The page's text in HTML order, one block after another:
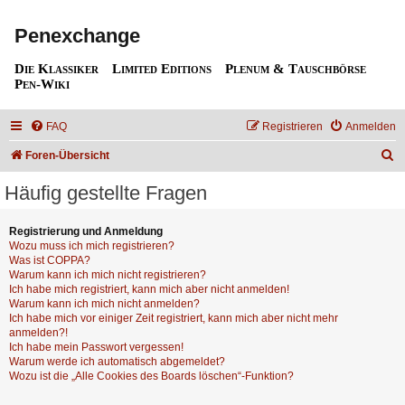
Penexchange
Die Klassiker Limited Editions
Plenum & Tauschbörse
Pen-Wiki
FAQ Anmelden
Registrieren
Foren-Übersicht
Häufig gestellte Fragen
Registrierung und Anmeldung
Wozu muss ich mich registrieren?
Was ist COPPA?
Warum kann ich mich nicht registrieren?
Ich habe mich registriert, kann mich aber nicht anmelden!
Warum kann ich mich nicht anmelden?
Ich habe mich vor einiger Zeit registriert, kann mich aber nicht mehr
anmelden?!
Ich habe mein Passwort vergessen!
Warum werde ich automatisch abgemeldet?
Wozu ist die „Alle Cookies des Boards löschen“-Funktion?